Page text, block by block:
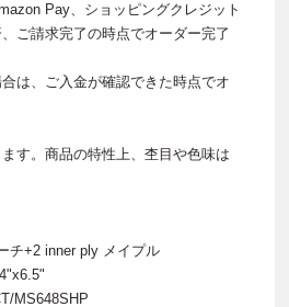
Pay、ショッピングクレジット
ご請求完了の時点でオーダー完了
は、ご入金が確認できた時点でオ
す。商品の特性上、杢目や色味は
チ+2 inner ply メイプル
MS648SHP